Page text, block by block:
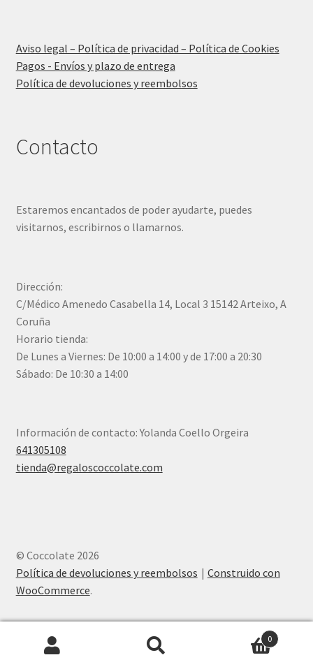
Aviso legal – Política de privacidad – Política de Cookies
Pagos - Envíos y plazo de entrega
Política de devoluciones y reembolsos
Contacto
Estaremos encantados de poder ayudarte, puedes
visitarnos, escribirnos o llamarnos.
Dirección:
C/Médico Amenedo Casabella 14, Local 3 15142 Arteixo, A
Coruña
Horario tienda:
De Lunes a Viernes: De 10:00 a 14:00 y de 17:00 a 20:30
Sábado: De 10:30 a 14:00
Información de contacto: Yolanda Coello Orgeira
641305108
tienda@regaloscoccolate.com
© Coccolate 2026
Política de devoluciones y reembolsos
Construido con
WooCommerce.
0